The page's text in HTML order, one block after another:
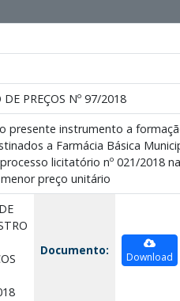
PREÇOS Nº 97/2018
presente instrumento a
a Farmácia Básica
licitatório nº 021/2018
preço unitário
Documento: Download